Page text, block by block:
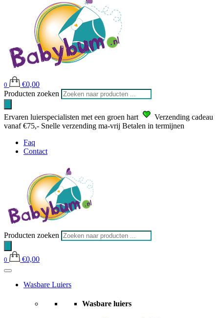
0 €0,00
Producten zoeken
Ervaren luierspecialisten met een groen hart
Verzending cadeau
vanaf €75,- Snelle verzending ma-vrij Betalen in termijnen
Faq
Contact
Producten zoeken
0 €0,00
Wasbare Luiers
Wasbare luiers